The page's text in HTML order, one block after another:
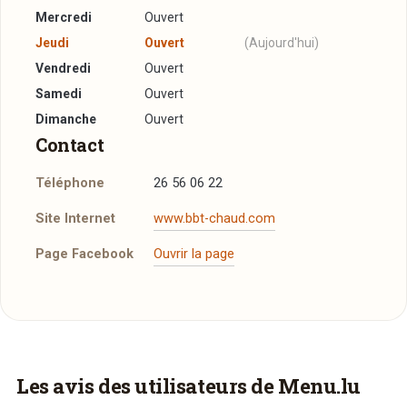
Mercredi
Ouvert
Jeudi
Ouvert
(Aujourd'hui)
Vendredi
Ouvert
Samedi
Ouvert
Dimanche
Ouvert
Contact
Téléphone 26 56 06 22
Site Internet www.bbt-chaud.com
Page Facebook Ouvrir la page
Faites-vous livrer à domicile
Les avis des utilisateurs de Menu.lu